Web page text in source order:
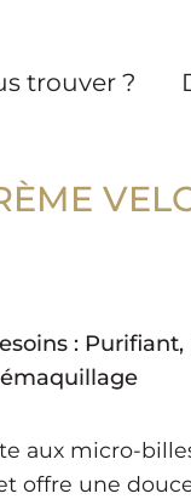
trouver ?
: Purifiant,
aux micro-
offre une